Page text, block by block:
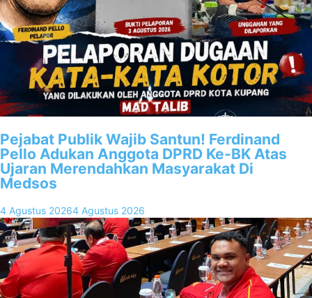
Pejabat Publik Wajib Santun! Ferdinand
Pello Adukan Anggota DPRD Ke-BK Atas
Ujaran Merendahkan Masyarakat Di
Medsos
4 Agustus 20264 Agustus 2026